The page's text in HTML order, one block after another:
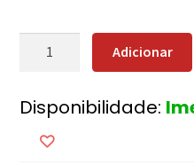
Quantidade
Baile
dos
Deuses
Adicionar
Disponibilidade: